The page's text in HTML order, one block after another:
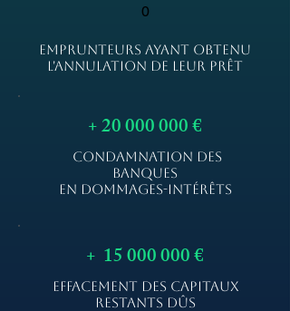
0
EMPRUNTEURS AYANT OBTENU
L'ANNULATION DE LEUR PRÊT
+20 000 000€
CONDAMNATION DES
BANQUES
EN DOMMAGES-INTÉRÊTS
+ 15 000 000€
EFFACEMENT DES CAPITAUX
RESTANTS DÛS